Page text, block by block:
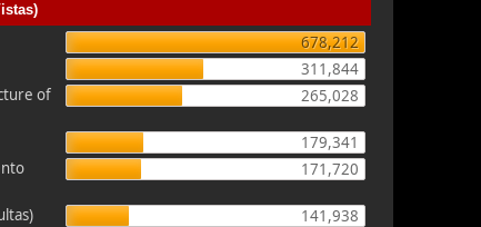
678,212
311,844
of
265,028
179,341
171,720
141,938